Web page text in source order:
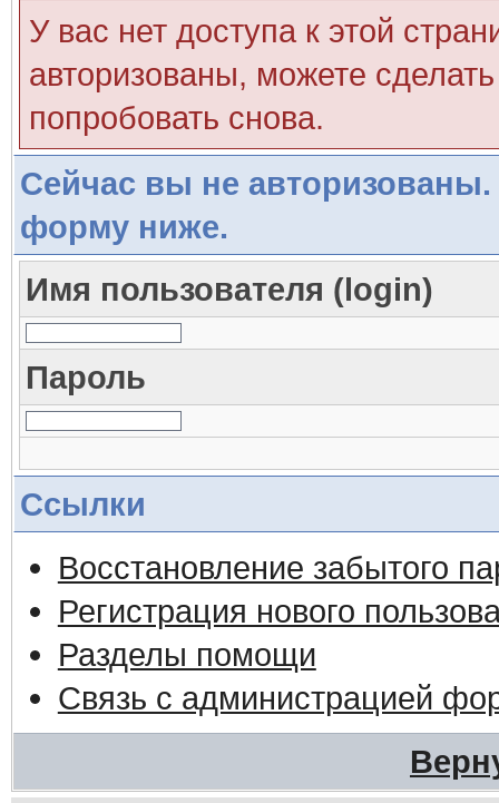
У вас нет доступа к этой
авторизованы, можете
попробовать снова.
Сейчас вы не авторизованы.
форму ниже.
Имя пользователя (login)
Пароль
Ссылки
Восстановление забытого
Регистрация нового
Разделы помощи
Связь с администрацией